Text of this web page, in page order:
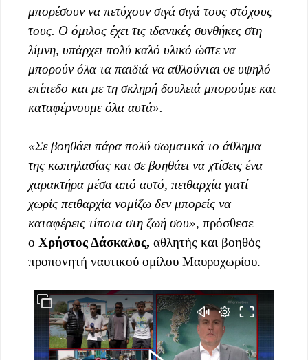
μπορέσουν να πετύχουν σιγά σιγά τους στόχους
τους. Ο όμιλος έχει τις ιδανικές συνθήκες στη
λίμνη, υπάρχει πολύ καλό υλικό ώστε να
μπορούν όλα τα παιδιά να αθλούνται σε υψηλό
επίπεδο και με τη σκληρή δουλειά μπορούμε και
καταφέρνουμε όλα αυτά».
«Σε βοηθάει πάρα πολύ σωματικά το άθλημα
της κωπηλασίας και σε βοηθάει να χτίσεις ένα
χαρακτήρα μέσα από αυτό, πειθαρχία γιατί
χωρίς πειθαρχία νομίζω δεν μπορείς να
καταφέρεις τίποτα στη ζωή σου», πρόσθεσε
ο Χρήστος Δάσκαλος, αθλητής και βοηθός
προπονητή ναυτικού ομίλου Μαυροχωρίου.